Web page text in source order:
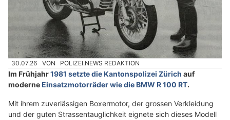
30.07.26 VON POLIZEI.NEWS REDAKTION
Im Frühjahr1981 setzte die Kantonspolizei Zürich auf
moderneEinsatzmotorräder wie die BMW R 100 RT.
Mit ihrem zuverlässigen Boxermotor, der grossen Verkleidung
und der guten Strassentauglichkeit eignete sich dieses Modell